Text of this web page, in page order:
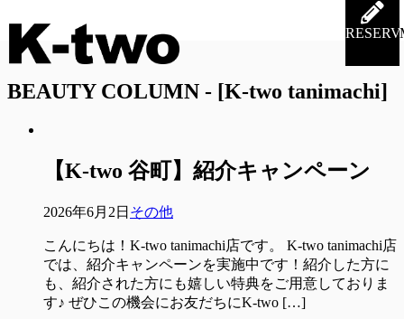
BEAUTY COLUMN - [K-two tanimachi]
【K-two 谷町】紹介キャンペーン
2026年6月2日 その他
こんにちは！K-two tanimachi店です。 K-two tanimachi店
では、紹介キャンペーンを実施中です！紹介した方に
も、紹介された方にも嬉しい特典をご用意しておりま
す♪ ぜひこの機会にお友だちにK-two […]